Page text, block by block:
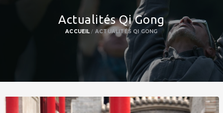
Actualités Qi Gong
ACCUEIL ACTUALITÉS QI GONG